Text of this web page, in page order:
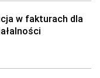
w fakturach dla